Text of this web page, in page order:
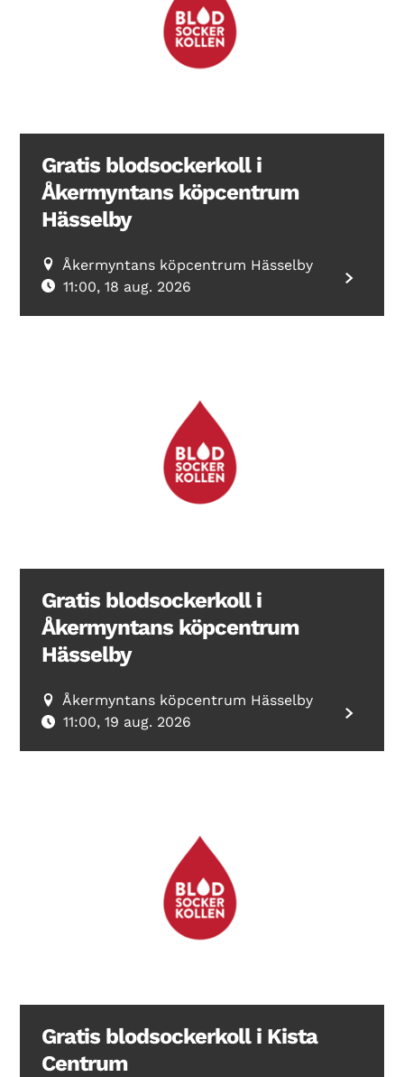
Gratis blodsockerkoll i
Åkermyntans köpcentrum
Hässelby
Åkermyntans köpcentrum Hässelby
11:00, 18 aug. 2026
Gratis blodsockerkoll i
Åkermyntans köpcentrum
Hässelby
Åkermyntans köpcentrum Hässelby
11:00, 19 aug. 2026
Gratis blodsockerkoll i Kista
Centrum